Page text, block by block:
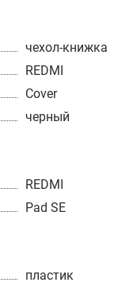
чехол-книжка
REDMI
Cover
черный
REDMI
Pad SE
пластик